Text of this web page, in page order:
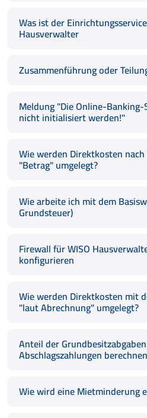
Was ist der
Hausverwalter
Zusammenführung oder
Meldung "Die Online-
nicht initialisiert werden!"
Wie werden Direktkosten
"Betrag" umgelegt?
Wie arbeite ich mit dem
Grundsteuer)
Firewall für WISO
konfigurieren
Wie werden Direktkosten mit
"laut Abrechnung" umgelegt?
Anteil der
Abschlagszahlungen berechnen
Wie wird eine Mietminderung